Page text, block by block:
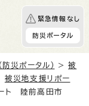
緊急情報なし
防災ポータル
災ポータル） >被
被災地支援リポー
ト 陸前高田市